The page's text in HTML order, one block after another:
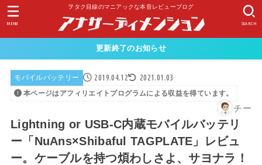
ヲタク目線のマニアックな本音レビューブログ
SEARCH
MENU
更新終了のお知らせ
モバイルバッテリー 2019.04.12 2021.01.03
本ページはアフィリエイトプログラムによる収益を得ています。
チー
Lightning or USB-C内蔵モバイルバッテリ
ー「NuAns×Shibaful TAGPLATE」レビュ
ー。ケーブルを持つ煩わしさよ、サヨナラ！